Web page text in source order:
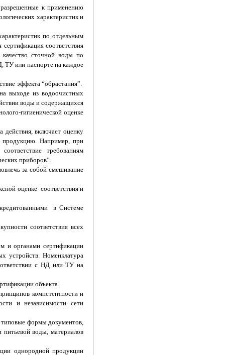
разрешенные к применению
характеристик и
по отдельным
соответствия
качество сточной воды по
ТУ или паспорте на каждое
эффекта “обрастания”.
выходе из водоочистных
воды и содержащихся
гигиенической оценке
включает оценку
продукцию. Например, при
требованиям
приборов”.
за собой смешивание
оценке соответствия и
в Системе
соответствия всех
и органами сертификации
устройств. Номенклатура
с НД или ТУ на
объекта.
компетентности и
и независимости сети
типовые формы документов,
воды, материалов
однородной продукции